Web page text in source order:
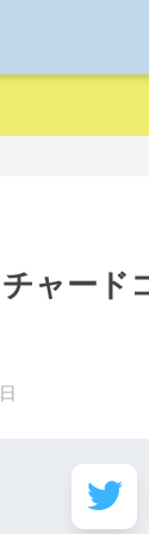
ャード